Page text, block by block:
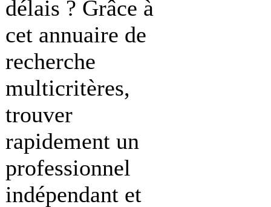
délais ? Grâce à
cet annuaire de
recherche
multicritères,
trouver
rapidement un
professionnel
indépendant et